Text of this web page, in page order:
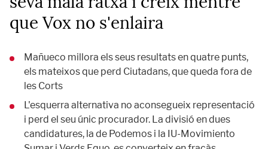
que Vox no s'enlaira
Mañueco millora els seus resultats en quatre punts,
els mateixos que perd Ciutadans, que queda fora de
les Corts
L'esquerra alternativa no aconsegueix representació
i perd el seu únic procurador. La divisió en dues
candidatures, la de Podemos i la IU-Movimiento